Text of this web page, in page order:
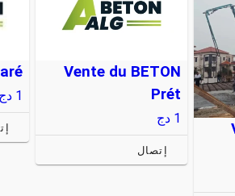
Vente du BETON
Prét
1 دج
إتصال
1 دج